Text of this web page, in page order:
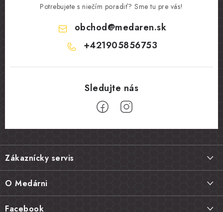
Potrebujete s niečím poradiť? Sme tu pre vás!
obchod@medaren.sk
+421905856753
Z
á
p
ä
Zákaznícky servis
Vrátenie tovaru, výmena a reklamácie
O Medárni
Facebook